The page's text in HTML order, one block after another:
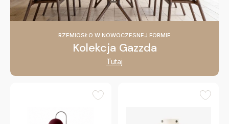
RZEMIOSŁO W NOWOCZESNEJ FORMIE
Kolekcja Gazzda
Tutaj